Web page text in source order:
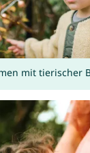
mit tierischer